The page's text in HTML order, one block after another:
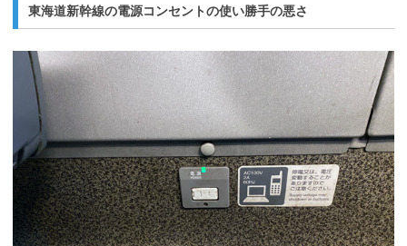
東海道新幹線の電源コンセントの使い勝手の悪さ